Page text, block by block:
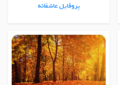
پروفایل عاشقانه